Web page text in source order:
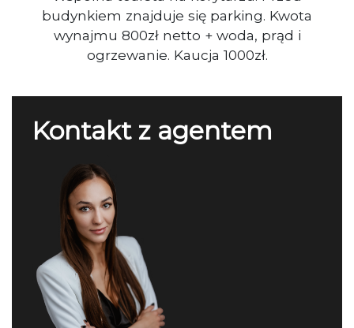
budynkiem znajduje się parking. Kwota
wynajmu 800zł netto + woda, prąd i
ogrzewanie. Kaucja 1000zł.
Kontakt z agentem